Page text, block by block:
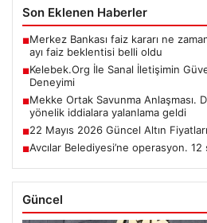
Son Eklenen Haberler
■Merkez Bankası faiz kararı ne
ayı faiz beklentisi belli oldu
■Kelebek.Org İle Sanal İletişimin
Deneyimi
■Mekke Ortak Savunma Anlaşması.
yönelik iddialara yalanlama geldi
■22 Mayıs 2026 Güncel Altın
■Avcılar Belediyesi’ne operasyon. 12
Güncel